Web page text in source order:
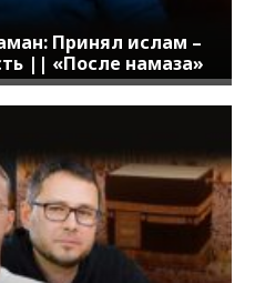
Принял ислам –
|| «После намаза»